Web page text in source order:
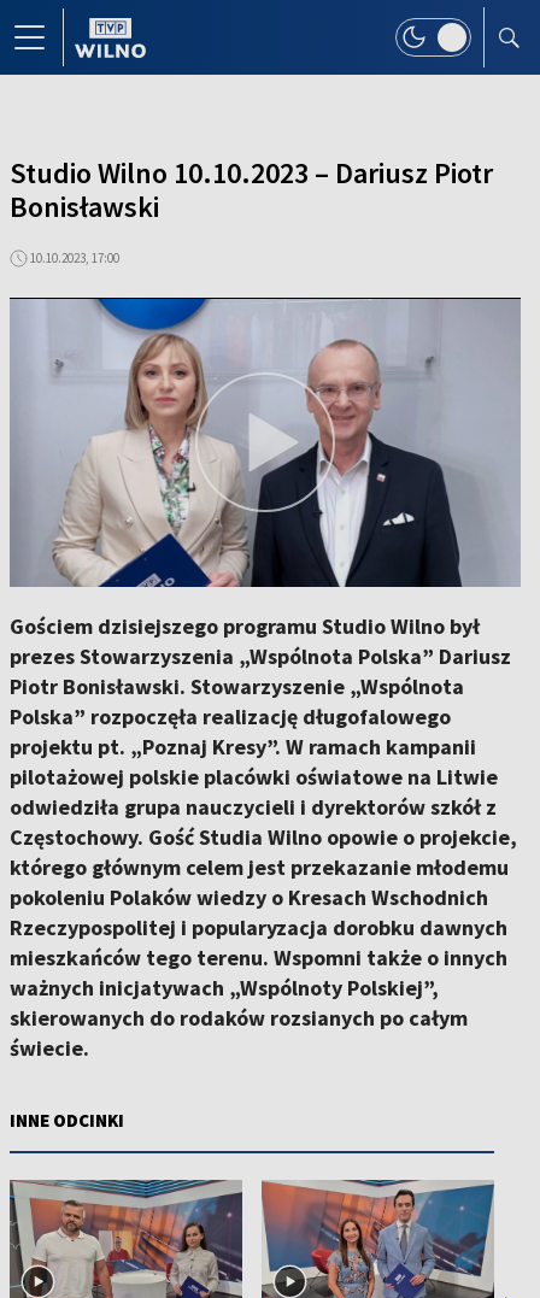
Studio Wilno 10.10.2023 – Dariusz Piotr
Bonisławski
10.10.2023, 17:00
Gościem dzisiejszego programu Studio Wilno był
prezes Stowarzyszenia „Wspólnota Polska” Dariusz
Piotr Bonisławski. Stowarzyszenie „Wspólnota
Polska” rozpoczęła realizację długofalowego
projektu pt. „Poznaj Kresy”. W ramach kampanii
pilotażowej polskie placówki oświatowe na Litwie
odwiedziła grupa nauczycieli i dyrektorów szkół z
Częstochowy. Gość Studia Wilno opowie o projekcie,
którego głównym celem jest przekazanie młodemu
pokoleniu Polaków wiedzy o Kresach Wschodnich
Rzeczypospolitej i popularyzacja dorobku dawnych
mieszkańców tego terenu. Wspomni także o innych
ważnych inicjatywach „Wspólnoty Polskiej”,
skierowanych do rodaków rozsianych po całym
świecie.
INNE ODCINKI